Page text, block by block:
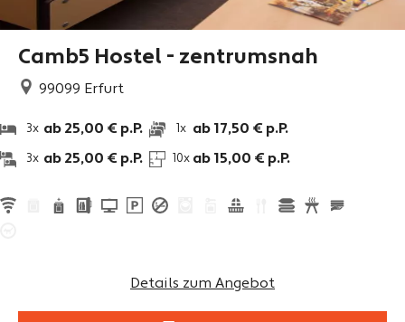
Camb5 Hostel - zentrumsnah
99099 Erfurt
3x ab 25,00 € p.P.
3x ab 25,00 € p.P.
1x ab 17,50 € p.P.
10x ab 15,00 € p.P.
Details zum Angebot